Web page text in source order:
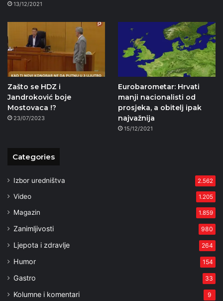
13/12/2021
Zašto se HDZ i
Jandroković boje
Mostovaca !?
23/07/2023
Eurobarometar: Hrvati
manji nacionalisti od
prosjeka, a obitelj ipak
najvažnija
15/12/2021
Categories
Izbor uredništva 2.562
Video 1.205
Magazin 1.859
Zanimljivosti 980
Ljepota i zdravlje 264
Humor 154
Gastro 33
Kolumne i komentari 9